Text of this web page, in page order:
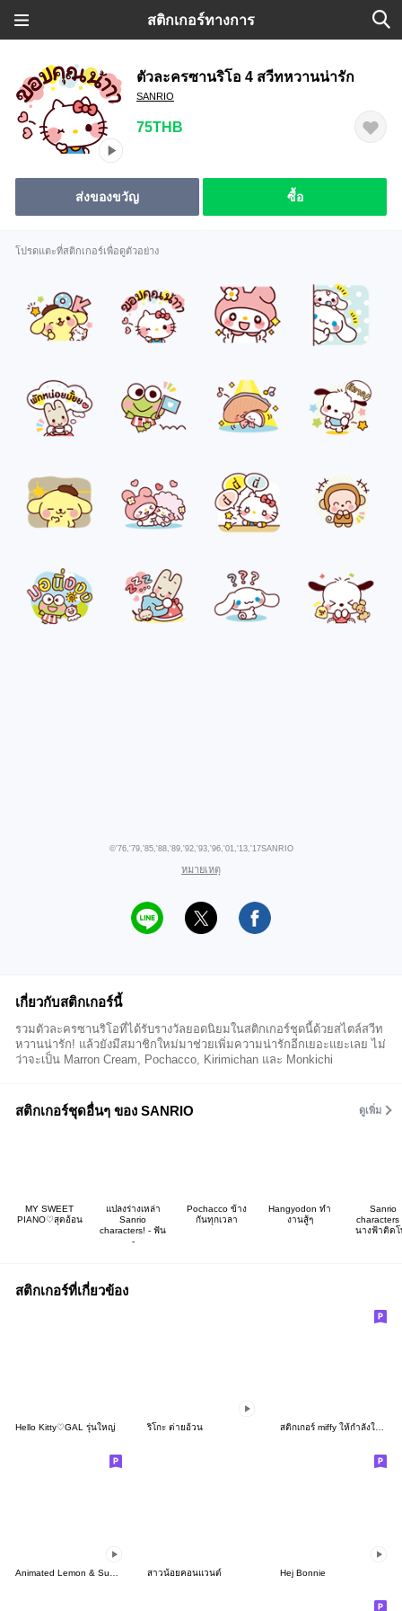
สติกเกอร์ทางการ
ตัวละครซานริโอ 4 สวีทหวานน่ารัก
SANRIO
75THB
ส่งของขวัญ ซื้อ
โปรดแตะที่สติกเกอร์เพื่อดูตัวอย่าง
©'76,'79,'85,'88,'89,'92,'93,'96,'01,'13,'17SANRIO
หมายเหตุ
เกี่ยวกับสติกเกอร์นี้
รวมตัวละครซานริโอที่ได้รับรางวัลยอดนิยมในสติกเกอร์ชุดนี้ด้วยสไตล์สวีท
หวานน่ารัก! แล้วยังมีสมาชิกใหม่มาช่วยเพิ่มความน่ารักอีกเยอะแยะเลย ไม่
ว่าจะเป็น Marron Cream, Pochacco, Kirimichan และ Monkichi
สติกเกอร์ชุดอื่นๆ ของ SANRIO ดูเพิ่ม
MY SWEET
PIANO♡สุดอ้อน
แปลงร่างเหล่า
Sanrio
characters! - ฟัน
-
Pochacco ข้าง
กันทุกเวลา
Hangyodon ทำ
งานสู้ๆ
Sanrio
นางฟ้าติดโ
สติกเกอร์ที่เกี่ยวข้อง
Hello Kitty♡GAL รุ่นใหญ่ ริโกะ ต่ายอ้วน สติกเกอร์ miffy ให้กำลังใจทุกคน
สาวน้อยคอนแวนต์ Hej Bonnie